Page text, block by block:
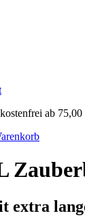
ab 75,00
extra